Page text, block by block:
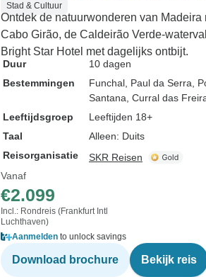
Stad & Cultuur
Ontdek de natuurwonderen van
Cabo Girão, de Caldeirão Verde-
Bright Star Hotel met dagelijks ontbijt.
Duur
10 dagen
Bestemmingen
Funchal , Paul da Serra ,
Santana , Curral das
Leeftijdsgroep
Leeftijden 18+
Taal
Alleen: Duits
Reisorganisatie
SKR Reisen
Vanaf
€2.099
Incl.: Rondreis (Frankfurt Intl
Luchthaven)
Aanmelden to unlock savings
Download brochure Bekijk reis